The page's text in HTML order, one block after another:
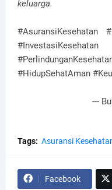
keluarga.
#AsuransiKesehatan
#HidupSehatAman
---
Tags: Asuransi
Facebook